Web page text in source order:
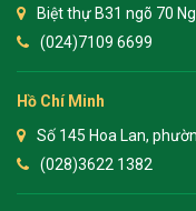
Biệt thự B31 ngõ 70
(024)7109 6699
Hồ Chí Minh
Số 145 Hoa Lan,
(028)3622 1382